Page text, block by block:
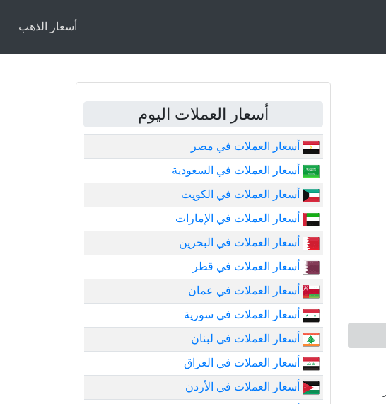
أسعار الذهب
أسعار العملات اليوم
أسعار العملات في مصر
أسعار العملات في السعودية
أسعار العملات في الكويت
أسعار العملات في الإمارات
أسعار العملات في البحرين
أسعار العملات في قطر
أسعار العملات في عمان
أسعار العملات في سورية
أسعار العملات في لبنان
أسعار العملات في العراق
أسعار العملات في الأردن